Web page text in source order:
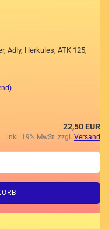
Adly, Herkules, ATK 125,
22,50 EUR
inkl. 19% MwSt. zzgl. Versand